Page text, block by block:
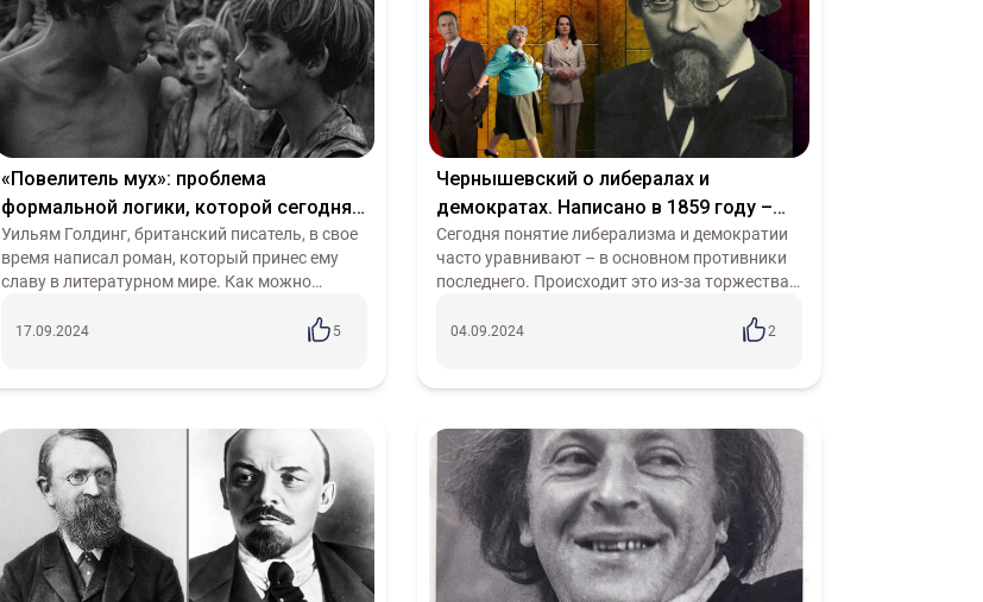
«Повелитель мух»: проблема
формальной логики, которой сегодня
болеет общество?
Уильям Голдинг, британский писатель, в свое
время написал роман, который принес ему
славу в литературном мире. Как можно
книге – это произведение о дружбе и н...
17.09.2024 5
Чернышевский о либералах и
демократах. Написано в 1859 году –
актуально до сих пор
Сегодня понятие либерализма и демократии
часто уравнивают – в основном противники
последнего. Происходит это из-за торжества
культурного отряда мировых империалисто...
04.09.2024 2